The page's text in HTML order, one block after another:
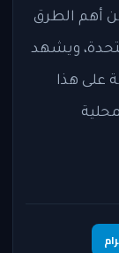
الطريق السريع بين الولايات 95 من أهم الطرق
ويشهد
على هذا